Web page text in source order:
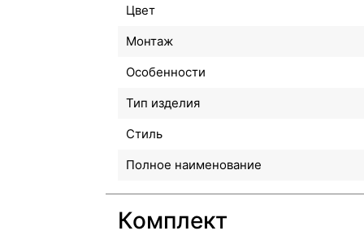
Цвет
Монтаж
Особенности
Тип изделия
Стиль
Полное наименование
Комплект